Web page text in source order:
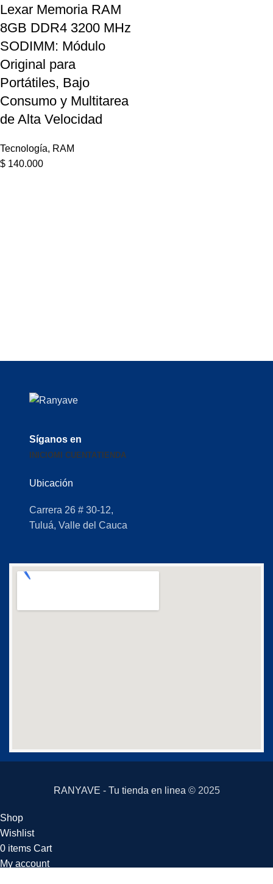
Lexar Memoria RAM
8GB DDR4 3200 MHz
SODIMM: Módulo
Original para
Portátiles, Bajo
Consumo y Multitarea
de Alta Velocidad
Tecnología, RAM
$ 140.000
Síganos en
INICIOMI CUENTATIENDA
Ubicación
Carrera 26 # 30-12,
Tuluá, Valle del Cauca
RANYAVE - Tu tienda en linea © 2025
Shop
Wishlist
0 items Cart
My account